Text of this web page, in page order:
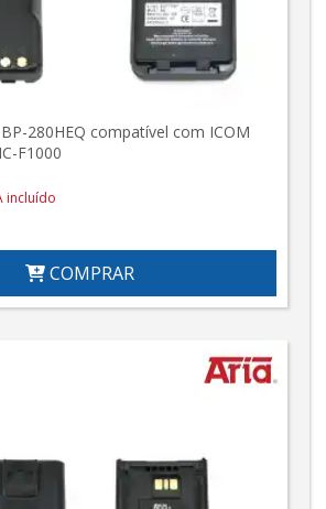
280HEQ compatível com ICOM
F1000
incluído
COMPRAR